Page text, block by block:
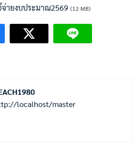
ายงบประมาณ2569 (12 MB)
localhost/master